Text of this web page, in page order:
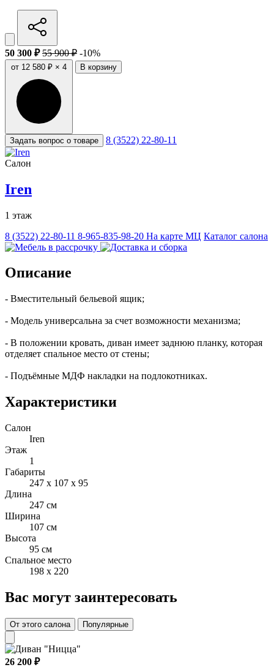
50 300 ₽ 55 900 ₽ -10%
от 12 580 ₽ × 4 В корзину
Задать вопрос о товаре 8 (3522) 22-80-11
Салон
Iren
1 этаж
8 (3522) 22-80-11 8-965-835-98-20 На карте МЦ Каталог салона
Описание
- Вместительный бельевой ящик;
- Модель универсальна за счет возможности механизма;
- В положении кровать, диван имеет заднюю планку, которая
отделяет спальное место от стены;
- Подъёмные МДФ накладки на подлокотниках.
Характеристики
Салон
Iren
Этаж
1
Габариты
247 x 107 x 95
Длина
247 см
Ширина
107 см
Высота
95 см
Спальное место
198 x 220
Вас могут заинтересовать
От этого салона Популярные
26 200 ₽